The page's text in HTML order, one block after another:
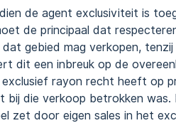
de agent exclusiviteit is
de principaal dat
gebied mag verkopen,
dit een inbreuk op de
rayon recht heeft op
bij die verkoop betrokken
zet door eigen sales in het